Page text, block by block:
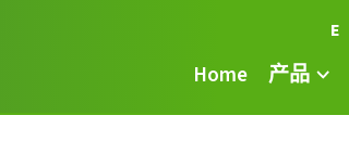
E
Home 产品